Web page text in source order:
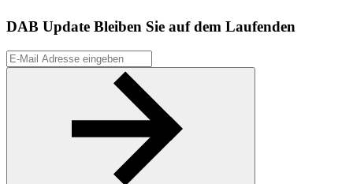
DAB Update Bleiben Sie auf dem Laufenden